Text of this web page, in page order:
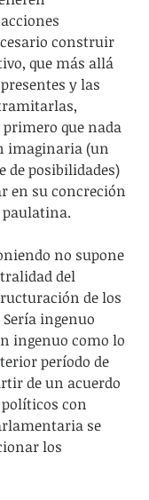
construir
que más allá
y las
que nada
imaginaria (un
de posibilidades)
en su concreción
no supone
del
de los
ingenuo
ingenuo como lo
período de
de un acuerdo
con
se
los